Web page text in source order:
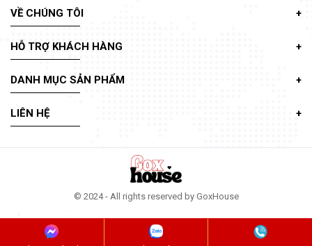
VỀ CHÚNG TÔI
HỖ TRỢ KHÁCH HÀNG
DANH MỤC SẢN PHẨM
LIÊN HỆ
© 2024 - All rights reserved by GoxHouse